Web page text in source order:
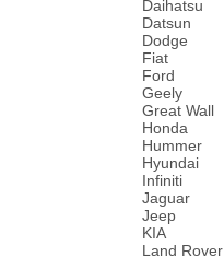
Daihatsu
Datsun
Dodge
Fiat
Ford
Geely
Great Wall
Honda
Hummer
Hyundai
Infiniti
Jaguar
Jeep
KIA
Land Rover